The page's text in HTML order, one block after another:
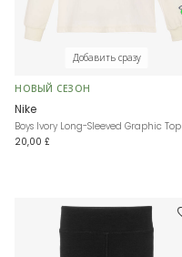
Добавить сразу
НОВЫЙ СЕЗОН
Nike
Boys Ivory Long-Sleeved Graphic Top
20,00 £